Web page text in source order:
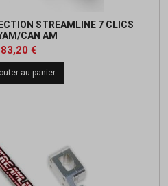
STREAMLINE 7 CLICS
CAN AM
€Prix
de
base
au panier